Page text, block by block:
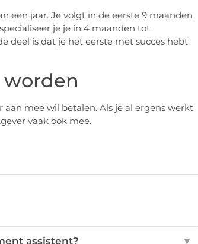
een jaar. Je volgt in de eerste 9 maanden
je je in 4 maanden tot
deel is dat je het eerste met succes hebt
mee wil betalen. Als je al ergens werkt
vaak ook mee.
assistent? ▼